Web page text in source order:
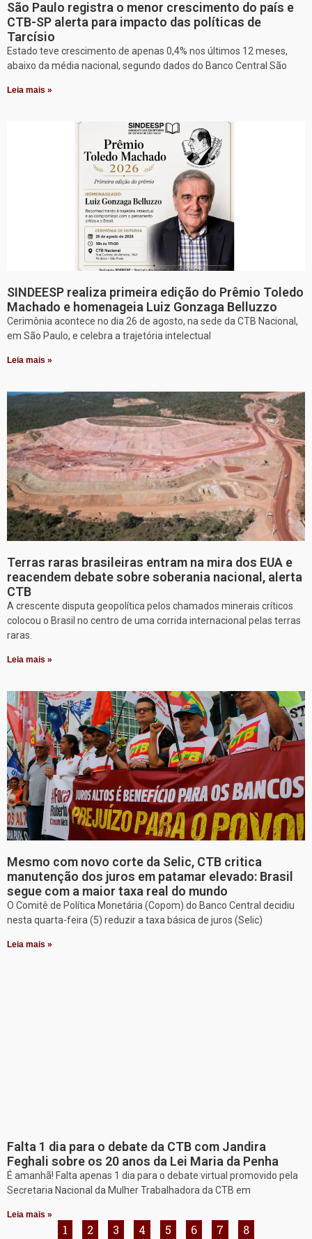
São Paulo registra o menor crescimento do país e
CTB-SP alerta para impacto das políticas de
Tarcísio
Estado teve crescimento de apenas 0,4% nos últimos 12 meses,
abaixo da média nacional, segundo dados do Banco Central São
Leia mais »
SINDEESP realiza primeira edição do Prêmio Toledo
Machado e homenageia Luiz Gonzaga Belluzzo
Cerimônia acontece no dia 26 de agosto, na sede da CTB Nacional,
em São Paulo, e celebra a trajetória intelectual
Leia mais »
Terras raras brasileiras entram na mira dos EUA e
reacendem debate sobre soberania nacional, alerta
CTB
A crescente disputa geopolítica pelos chamados minerais críticos
colocou o Brasil no centro de uma corrida internacional pelas terras
raras.
Leia mais »
Mesmo com novo corte da Selic, CTB critica
manutenção dos juros em patamar elevado: Brasil
segue com a maior taxa real do mundo
O Comitê de Política Monetária (Copom) do Banco Central decidiu
nesta quarta-feira (5) reduzir a taxa básica de juros (Selic)
Leia mais »
Falta 1 dia para o debate da CTB com Jandira
Feghali sobre os 20 anos da Lei Maria da Penha
É amanhã! Falta apenas 1 dia para o debate virtual promovido pela
Secretaria Nacional da Mulher Trabalhadora da CTB em
Leia mais »
1 2 3 4 5 6 7 8